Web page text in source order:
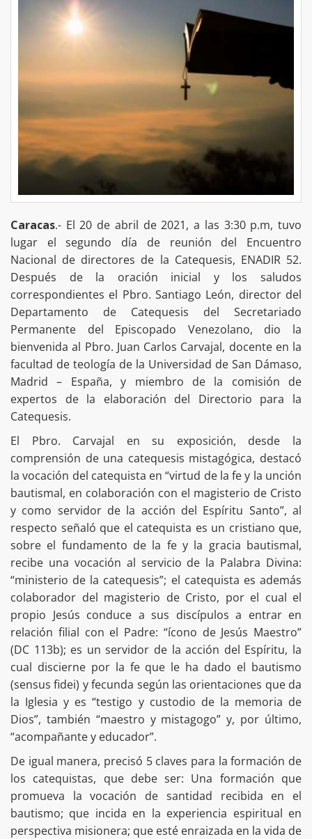
Caracas.- El 20 de abril de 2021, a las 3:30 p.m, tuvo
lugar el segundo día de reunión del Encuentro
Nacional de directores de la Catequesis, ENADIR 52.
Después de la oración inicial y los saludos
correspondientes el Pbro. Santiago León, director del
Departamento de Catequesis del Secretariado
Permanente del Episcopado Venezolano, dio la
bienvenida al Pbro. Juan Carlos Carvajal, docente en la
facultad de teología de la Universidad de San Dámaso,
Madrid – España, y miembro de la comisión de
expertos de la elaboración del Directorio para la
Catequesis.
El Pbro. Carvajal en su exposición, desde la
comprensión de una catequesis mistagógica, destacó
la vocación del catequista en “virtud de la fe y la unción
bautismal, en colaboración con el magisterio de Cristo
y como servidor de la acción del Espíritu Santo”, al
respecto señaló que el catequista es un cristiano que,
sobre el fundamento de la fe y la gracia bautismal,
recibe una vocación al servicio de la Palabra Divina:
“ministerio de la catequesis”; el catequista es además
colaborador del magisterio de Cristo, por el cual el
propio Jesús conduce a sus discípulos a entrar en
relación filial con el Padre: “ícono de Jesús Maestro”
(DC 113b); es un servidor de la acción del Espíritu, la
cual discierne por la fe que le ha dado el bautismo
(sensus fidei) y fecunda según las orientaciones que da
la Iglesia y es “testigo y custodio de la memoria de
Dios”, también “maestro y mistagogo” y, por último,
“acompañante y educador”.
De igual manera, precisó 5 claves para la formación de
los catequistas, que debe ser: Una formación que
promueva la vocación de santidad recibida en el
bautismo; que incida en la experiencia espiritual en
perspectiva misionera; que esté enraizada en la vida de